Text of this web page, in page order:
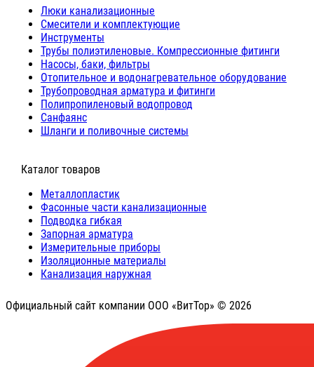
Люки канализационные
Cмесители и комплектующие
Инструменты
Трубы полиэтиленовые. Компрессионные фитинги
Насосы, баки, фильтры
Отопительное и водонагревательное оборудование
Трубопроводная арматура и фитинги
Полипропиленовый водопровод
Санфаянс
Шланги и поливочные системы
⠀Каталог товаров
Металлопластик
Фасонные части канализационные
Подводка гибкая
Запорная арматура
Измерительные приборы
Изоляционные материалы
Канализация наружная
Официальный сайт компании ООО «ВитТор» © 2026